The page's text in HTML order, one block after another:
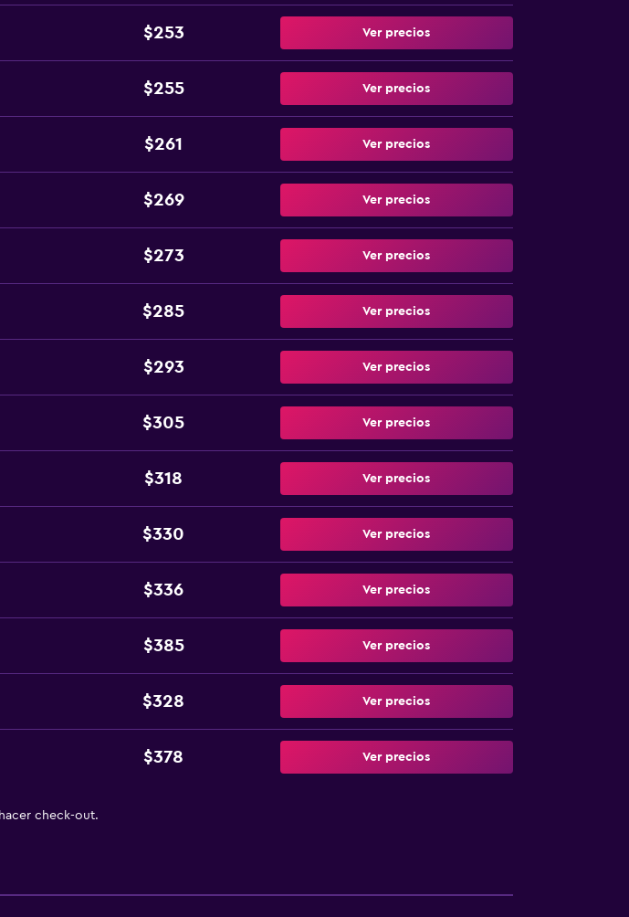
$253 Ver precios
$255 Ver precios
$261 Ver precios
$269 Ver precios
$273 Ver precios
$285 Ver precios
$293 Ver precios
$305 Ver precios
$318 Ver precios
$330 Ver precios
$336 Ver precios
$385 Ver precios
$328 Ver precios
$378 Ver precios
check-out.